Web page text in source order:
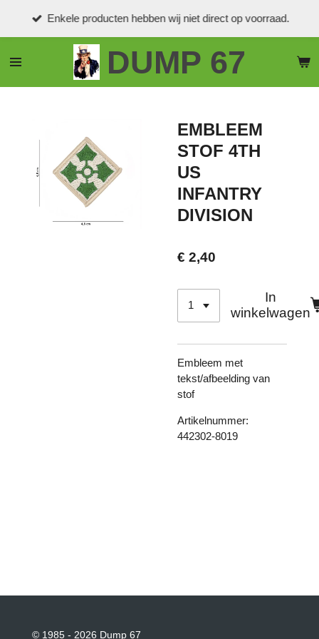
de
DUMP 67
Enkele producten hebben wij niet direct op voorraad.
EMBLEEM
STOF 4TH
US
INFANTRY
DIVISION
€ 2,40
In
winkelwagen
Embleem met
tekst/afbeelding van
stof
Artikelnummer:
442302-8019
© 1985 - 2026 Dump 67